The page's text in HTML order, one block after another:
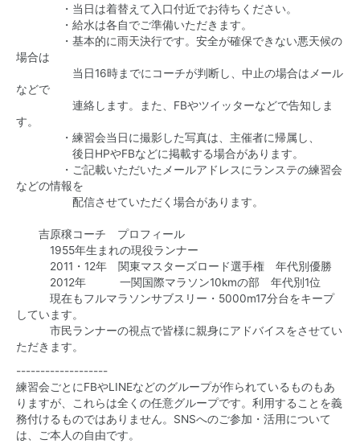
・当日は着替えて入口付近でお待ちください。
・給水は各自でご準備いただきます。
・基本的に雨天決行です。安全が確保できない悪天候の
場合は
当日16時までにコーチが判断し、中止の場合はメール
などで
連絡します。また、FBやツイッターなどで告知しま
す。
・練習会当日に撮影した写真は、主催者に帰属し、
後日HPやFBなどに掲載する場合があります。
・ご記載いただいたメールアドレスにランステの練習会
などの情報を
配信させていただく場合があります。
吉原穣コーチ プロフィール
1955年生まれの現役ランナー
2011・12年 関東マスターズロード選手権 年代別優勝
2012年 一関国際マラソン10kmの部 年代別1位
現在もフルマラソンサブスリー・5000m17分台をキープ
しています。
市民ランナーの視点で皆様に親身にアドバイスをさせてい
ただきます。
-------------------
練習会ごとにFBやLINEなどのグループが作られているものもあ
りますが、これらは全くの任意グループです。利用することを義
務付けるものではありません。SNSへのご参加・活用について
は、ご本人の自由です。